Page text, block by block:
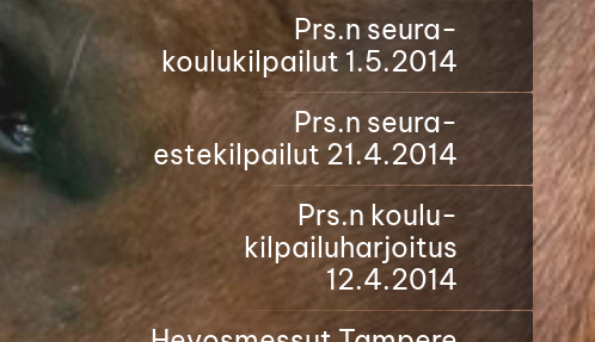
Prs.n seura-
koulukilpailut 1.5.2014
Prs.n seura-
estekilpailut 21.4.2014
Prs.n koulu-
kilpailuharjoitus
12.4.2014